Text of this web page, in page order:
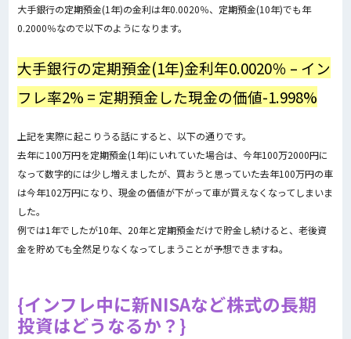
大手銀行の定期預金(1年)の金利は年0.0020％、定期預金(10年)でも年
0.2000％なので以下のようになります。
大手銀行の定期預金(1年)金利年0.0020％ – イン
フレ率2% = 定期預金した現金の価値-1.998%
上記を実際に起こりうる話にすると、以下の通りです。
去年に100万円を定期預金(1年)にいれていた場合は、今年100万2000円に
なって数字的には少し増えましたが、買おうと思っていた去年100万円の車
は今年102万円になり、現金の価値が下がって車が買えなくなってしまいま
した。
例では1年でしたが10年、20年と定期預金だけで貯金し続けると、老後資
金を貯めても全然足りなくなってしまうことが予想できますね。
インフレ中に新NISAなど株式の長期
投資はどうなるか？